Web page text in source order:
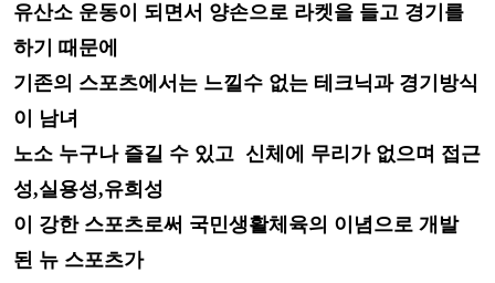
유산소 운동이 되면서 양손으로 라켓을 들고 경기를
하기 때문에
기존의 스포츠에서는 느낄수 없는 테크닉과 경기방식
이 남녀
노소 누구나 즐길 수 있고 신체에 무리가 없으며 접근
성,실용성,유희성
이 강한 스포츠로써 국민생활체육의 이념으로 개발
된 뉴 스포츠가